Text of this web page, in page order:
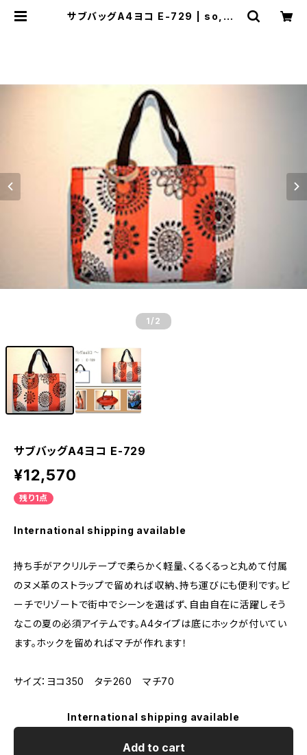
サブバッグA4ヨコ E-729 | so,wh
1 /2
サブバッグA4ヨコ E-729
¥12,570
残り1点
International shipping available
持ち手がアクリルテープで柔らかく軽量、くるくるっと丸めて付属
のヌメ革のストラップで留めれば収納、持ち運びにも便利です。ビ
ーチでリゾートで街中でシーンを選ばず、自由自在に活躍しそう
なこの夏の必須アイテムです。A4タイプは底にホックが付いてい
ます。ホックを留めればマチが作れます！
サイズ：ヨコ350 タテ260 マチ70
International shipping available
Add to cart